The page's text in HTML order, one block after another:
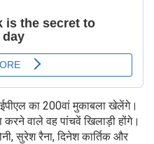
का 200वां मुकाबला खेलेंगे।
वाले वह पांचवें खिलाड़ी होंगे।
सुरेश रैना, दिनेश कार्तिक और